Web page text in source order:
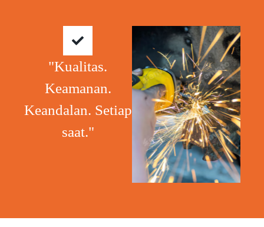
"Kualitas.
Keamanan.
Keandalan. Setiap
saat."